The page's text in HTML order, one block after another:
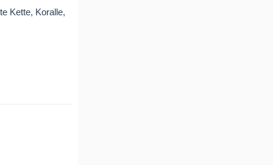
Kette, Koralle,